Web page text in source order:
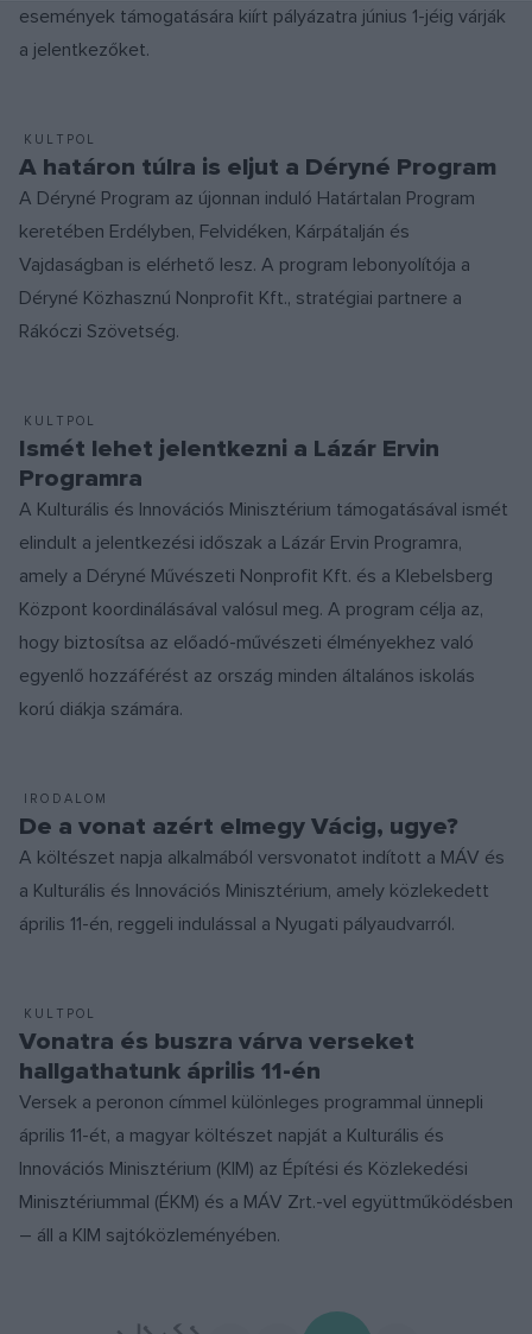
események támogatására kiírt pályázatra június 1-jéig várják
a jelentkezőket.
KULTPOL
A határon túlra is eljut a Déryné Program
A Déryné Program az újonnan induló Határtalan Program
keretében Erdélyben, Felvidéken, Kárpátalján és
Vajdaságban is elérhető lesz. A program lebonyolítója a
Déryné Közhasznú Nonprofit Kft., stratégiai partnere a
Rákóczi Szövetség.
KULTPOL
Ismét lehet jelentkezni a Lázár Ervin
Programra
A Kulturális és Innovációs Minisztérium támogatásával ismét
elindult a jelentkezési időszak a Lázár Ervin Programra,
amely a Déryné Művészeti Nonprofit Kft. és a Klebelsberg
Központ koordinálásával valósul meg. A program célja az,
hogy biztosítsa az előadó-művészeti élményekhez való
egyenlő hozzáférést az ország minden általános iskolás
korú diákja számára.
IRODALOM
De a vonat azért elmegy Vácig, ugye?
A költészet napja alkalmából versvonatot indított a MÁV és
a Kulturális és Innovációs Minisztérium, amely közlekedett
április 11-én, reggeli indulással a Nyugati pályaudvarról.
KULTPOL
Vonatra és buszra várva verseket
hallgathatunk április 11-én
Versek a peronon címmel különleges programmal ünnepli
április 11-ét, a magyar költészet napját a Kulturális és
Innovációs Minisztérium (KIM) az Építési és Közlekedési
Minisztériummal (ÉKM) és a MÁV Zrt.-vel együttműködésben
– áll a KIM sajtóközleményében.